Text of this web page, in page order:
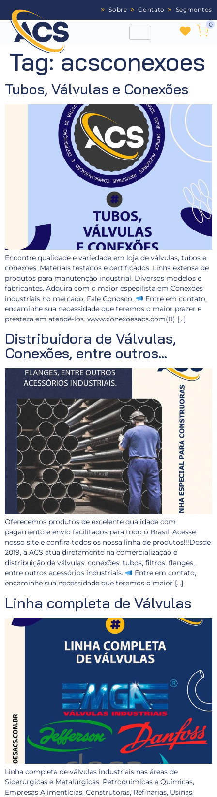
Sobre Contato Segmentos
0
Tag:acsconexoes
Tubos, Válvulas e Conexões
Encontre qualidade e variedade em loja de válvulas, tubos e
conexões. Materiais testados e certificados. Linha extensa de
produtos para manutenção industrial. Diversos modelos e
fabricantes. Adquira com o maior especilista em Conexões
industriais no mercado. Fale Conosco.
Entre em contato,
encaminhe sua necessidade que teremos o maior prazer e
presteza em atendê-los. www.conexoesacs.com(11) […]
Distribuidora de Válvulas,
Conexões, entre outros…
Oferecemos produtos de excelente qualidade com
pagamento e envio facilitados para todo o Brasil. Acesse
nosso site e confira todos os nossa linha de produtos!!!Desde
2019, a ACS atua diretamente na comercialização e
distribuição de válvulas, conexões, tubos, filtros, flanges,
entre outros acessórios industriais.
Entre em contato,
encaminhe sua necessidade que teremos o maior […]
Linha completa de Válvulas
Linha completa de válvulas industriais nas áreas de
Siderúrgicas e Metalúrgicas, Petroquímicas e Químicas,
Empresas Alimentícias, Construtoras, Refinarias, Usinas,